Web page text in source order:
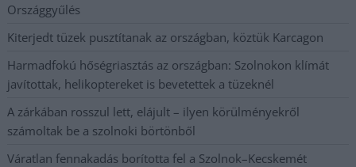
Országgyűlés
Kiterjedt tüzek pusztítanak az országban, köztük Karcagon
Harmadfokú hőségriasztás az országban: Szolnokon klímát
javítottak, helikoptereket is bevetettek a tüzeknél
A zárkában rosszul lett, elájult – ilyen körülményekről
számoltak be a szolnoki börtönből
Váratlan fennakadás borította fel a Szolnok–Kecskemét